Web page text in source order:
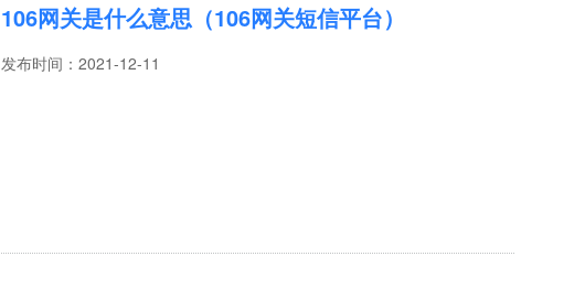
106网关是什么意思（106网关短信平台）
发布时间： 2021-12-11